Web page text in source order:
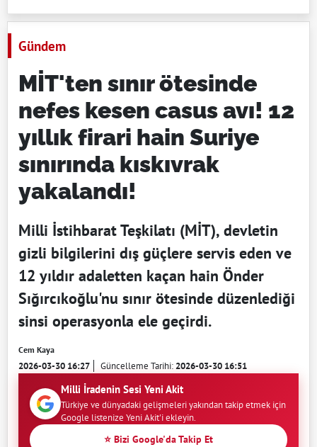
Gündem
MİT'ten sınır ötesinde
nefes kesen casus avı! 12
yıllık firari hain Suriye
sınırında kıskıvrak
yakalandı!
Milli İstihbarat Teşkilatı (MİT), devletin
gizli bilgilerini dış güçlere servis eden ve
12 yıldır adaletten kaçan hain Önder
Sığırcıkoğlu'nu sınır ötesinde düzenlediği
sinsi operasyonla ele geçirdi.
Cem Kaya
2026-03-30 16:27 Güncelleme Tarihi:2026-03-30 16:51
Milli İradenin Sesi Yeni Akit
Türkiye ve dünyadaki gelişmeleri yakından takip etmek için
Google listenize Yeni Akit'i ekleyin.
⭐ Bizi Google'da Takip Et